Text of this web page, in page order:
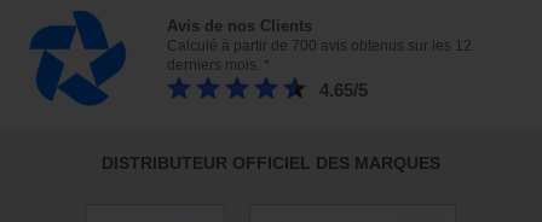
Avis de nos Clients
Calculé à partir de 700 avis obtenus sur les 12
derniers mois. *
4.65/5
DISTRIBUTEUR OFFICIEL DES MARQUES